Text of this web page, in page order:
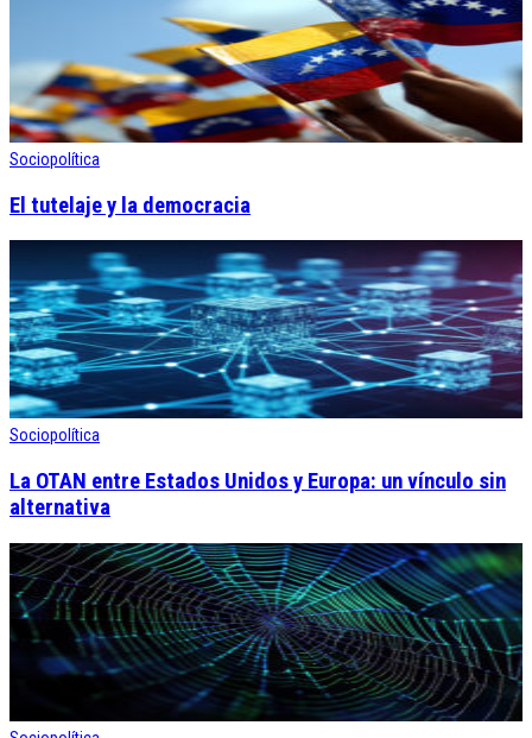
Sociopolítica
El tutelaje y la democracia
Sociopolítica
La OTAN entre Estados Unidos y Europa: un vínculo sin
alternativa